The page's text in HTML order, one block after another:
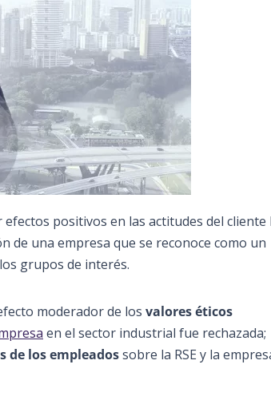
positivos en las actitudes del cliente
de una empresa que se reconoce como un
grupos de interés.
moderador de los valores éticos
en el sector industrial fue rechazada;
de los empleadossobre la RSE y la